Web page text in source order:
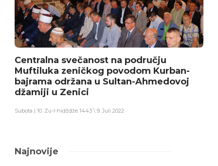
Centralna svečanost na području
Muftiluka zeničkog povodom Kurban-
bajrama održana u Sultan-Ahmedovoj
džamiji u Zenici
Subota | 10. Zu-l-hidždže 1443 \ 9. Juli 2022
Najnovije